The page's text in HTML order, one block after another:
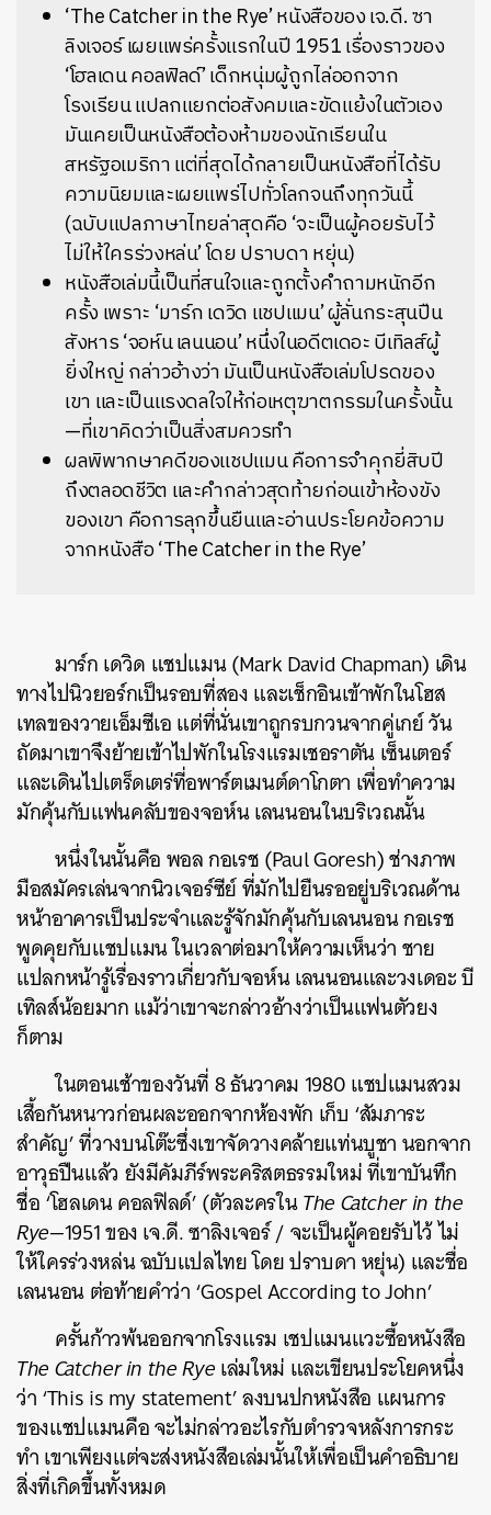
‘The Catcher in the Rye’หนังสือของเจ.ดี.ซา
ลิงเจอร์เผยแพร่ครั้งแรกในปี1951เรื่องราวของ
‘โฮลเดนคอลฟิลด์’เด็กหนุ่มผู้ถูกไล่ออกจาก
โรงเรียนแปลกแยกต่อสังคมและขัดแย้งในตัวเอง
มันเคยเป็นหนังสือต้องห้ามของนักเรียนใน
สหรัฐอเมริกาแต่ที่สุดได้กลายเป็นหนังสือที่ได้รับ
ความนิยมและเผยแพร่ไปทั่วโลกจนถึงทุกวันนี้
(ฉบับแปลภาษาไทยล่าสุดคือ ‘จะเป็นผู้คอยรับไว้
ไม่ให้ใครร่วงหล่น’โดยปราบดาหยุ่น)
หนังสือเล่มนี้เป็นที่สนใจและถูกตั้งคำถามหนักอีก
ครั้ง เพราะ ‘มาร์ก เดวิด แชปแมน’ ผู้ลั่นกระสุนปืน
สังหาร ‘จอห์น เลนนอน’ หนึ่งในอดีตเดอะ บีเทิลส์ผู้
ยิ่งใหญ่ กล่าวอ้างว่า มันเป็นหนังสือเล่มโปรดของ
เขา และเป็นแรงดลใจให้ก่อเหตุฆาตกรรมในครั้งนั้น
—ที่เขาคิดว่าเป็นสิ่งสมควรทำ
ผลพิพากษาคดีของแชปแมน คือการจำคุกยี่สิบปี
ถึงตลอดชีวิต และคำกล่าวสุดท้ายก่อนเข้าห้องขัง
ของเขา คือการลุกขึ้นยืนและอ่านประโยคข้อความ
จากหนังสือ ‘The Catcher in the Rye’
มาร์กเดวิด แชปแมน(Mark David Chapman) เดิน
ทางไปนิวยอร์กเป็นรอบที่สองและเช็กอินเข้าพักในโฮส
เทลของวายเอ็มซีเอแต่ที่นั่นเขาถูกรบกวนจากคู่เกย์วัน
ถัดมาเขาจึงย้ายเข้าไปพักในโรงแรมเชอราตันเซ็นเตอร์
และเดินไปเตร็ดเตร่ที่อพาร์ตเมนต์ดาโกตา เพื่อทำความ
มักคุ้นกับแฟนคลับของจอห์นเลนนอนในบริเวณนั้น
หนึ่งในนั้นคือพอลกอเรช(Paul Goresh)ช่างภาพ
มือสมัครเล่นจากนิวเจอร์ซีย์ที่มักไปยืนรออยู่บริเวณด้าน
หน้าอาคารเป็นประจำและรู้จักมักคุ้นกับเลนนอนกอเรช
พูดคุยกับแชปแมนในเวลาต่อมาให้ความเห็นว่าชาย
แปลกหน้ารู้เรื่องราวเกี่ยวกับจอห์นเลนนอนและวงเดอะบี
เทิลส์น้อยมากแม้ว่าเขาจะกล่าวอ้างว่าเป็นแฟนตัวยง
ก็ตาม
ในตอนเช้าของวันที่8ธันวาคม1980แชปแมนสวม
เสื้อกันหนาวก่อนผละออกจากห้องพัก เก็บ ‘สัมภาระ
สำคัญ’ที่วางบนโต๊ะซึ่งเขาจัดวางคล้ายแท่นบูชานอกจาก
อาวุธปืนแล้ว ยังมีคัมภีร์พระคริสตธรรมใหม่ที่เขาบันทึก
ชื่อ‘โฮลเดนคอลฟิลด์’ (ตัวละครในThe Catcher in the
Rye—1951ของเจ.ดี.ซาลิงเจอร์/จะเป็นผู้คอยรับไว้ไม่
ให้ใครร่วงหล่นฉบับแปลไทยโดยปราบดาหยุ่น) และชื่อ
เลนนอนต่อท้ายคำว่า‘Gospel According to John’
ครั้นก้าวพ้นออกจากโรงแรม เชปแมนแวะซื้อหนังสือ
The Catcher in the Ryeเล่มใหม่ และเขียนประโยคหนึ่ง
ว่า‘This is my statement’ลงบนปกหนังสือ แผนการ
ของแชปแมนคือจะไม่กล่าวอะไรกับตำรวจหลังการกระ
ทำเขาเพียงแต่จะส่งหนังสือเล่มนั้นให้เพื่อเป็นคำอธิบาย
สิ่งที่เกิดขึ้นทั้งหมด